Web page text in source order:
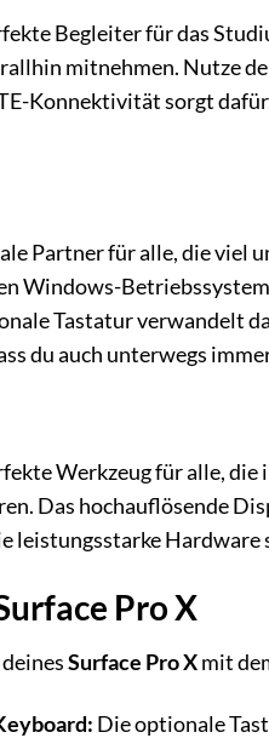
Begleiter für das
mitnehmen. Nutze
Konnektivität sorgt
Partner für alle, die viel
Windows-
Tastatur verwandelt
du auch unterwegs
Werkzeug für alle,
Das hochauflösende
leistungsstarke
Pro X
Surface Pro Xmit
Die optionale